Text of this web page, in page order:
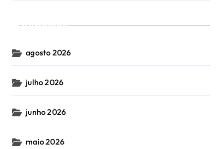
Arquivos
agosto 2026
julho 2026
junho 2026
maio 2026